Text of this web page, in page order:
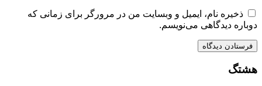
ذخیره نام، ایمیل و وبسایت من در مرورگر برای زمانی که
دوباره دیدگاهی می‌نویسم.
هشتگ